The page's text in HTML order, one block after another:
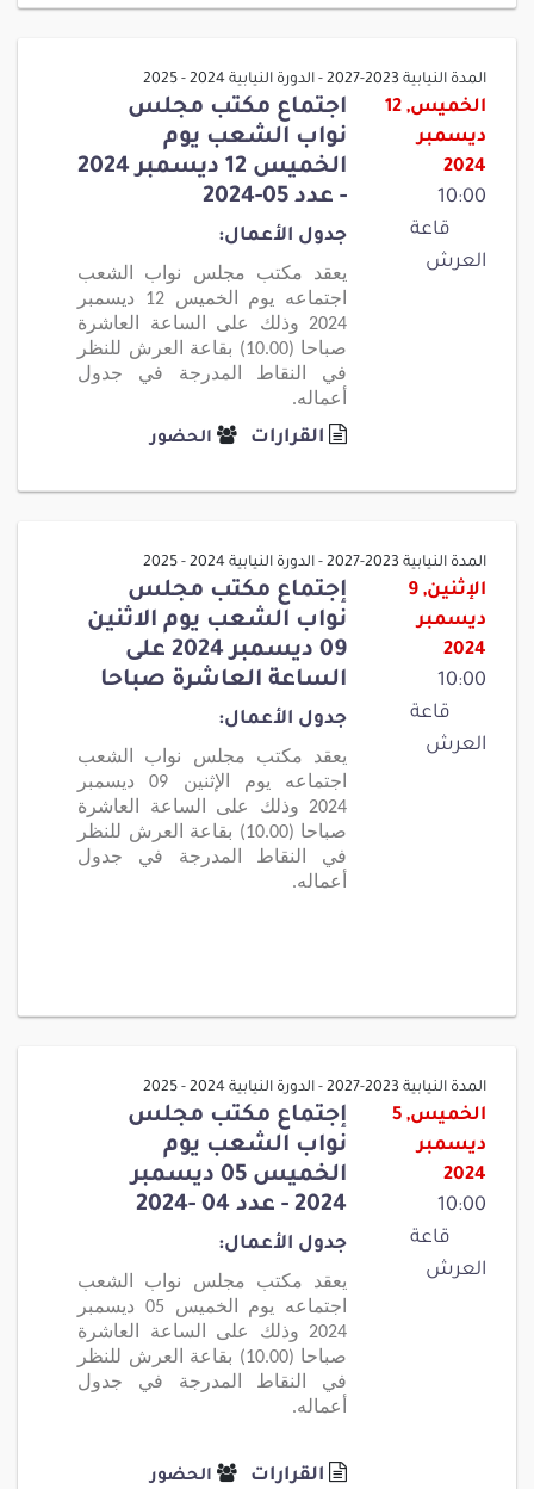
المدة النيابية 2023-2027 - الدورة النيابية 2024 - 2025
الخميس, 12
ديسمبر
2024
10:00
قاعة
العرش
اجتماع مكتب مجلس
نواب الشعب يوم
الخميس 12 ديسمبر 2024
- عدد 05-2024
جدول الأعمال:
يعقد مكتب مجلس نواب الشعب
اجتماعه يوم الخميس 12 ديسمبر
2024 وذلك على الساعة العاشرة
صباحا (10.00) بقاعة العرش للنظر
في النقاط المدرجة في جدول
أعماله.
القرارات الحضور
المدة النيابية 2023-2027 - الدورة النيابية 2024 - 2025
الإثنين, 9
ديسمبر
2024
10:00
قاعة
العرش
إجتماع مكتب مجلس
نواب الشعب يوم الاثنين
09 ديسمبر 2024 على
الساعة العاشرة صباحا
جدول الأعمال:
يعقد مكتب مجلس نواب الشعب
اجتماعه يوم الإثنين 09 ديسمبر
2024 وذلك على الساعة العاشرة
صباحا (10.00) بقاعة العرش للنظر
في النقاط المدرجة في جدول
أعماله.
المدة النيابية 2023-2027 - الدورة النيابية 2024 - 2025
الخميس, 5
ديسمبر
2024
10:00
قاعة
العرش
إجتماع مكتب مجلس
نواب الشعب يوم
الخميس 05 ديسمبر
2024 - عدد 04 -2024
جدول الأعمال:
يعقد مكتب مجلس نواب الشعب
اجتماعه يوم الخميس 05 ديسمبر
2024 وذلك على الساعة العاشرة
صباحا (10.00) بقاعة العرش للنظر
في النقاط المدرجة في جدول
أعماله.
القرارات الحضور